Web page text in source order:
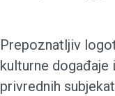
Prepoznatljiv
kulturne događaje
privrednih